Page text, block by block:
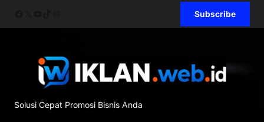
Subscribe
Solusi Cepat Promosi Bisnis Anda